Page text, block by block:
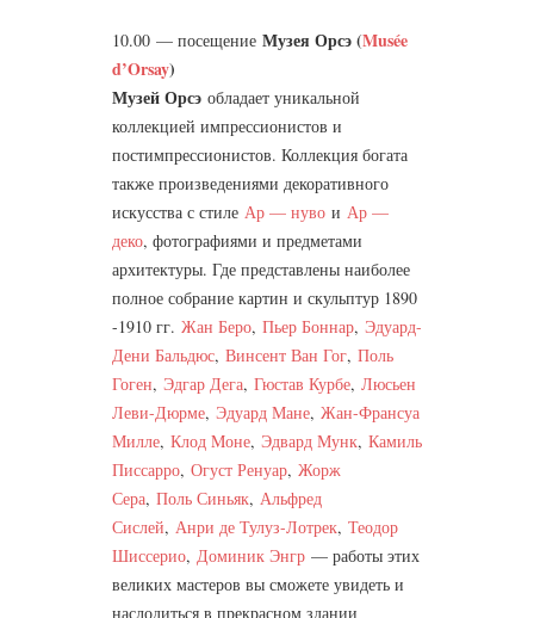
10.00 — посещение Музея Орсэ (Musée
d’Orsay)
Музей Орсэ обладает уникальной
коллекцией импрессионистов и
постимпрессионистов. Коллекция богата
также произведениями декоративного
искусства с стиле Ар — нуво и Ар —
деко, фотографиями и предметами
архитектуры. Где представлены наиболее
полное собрание картин и скульптур 1890
-1910 гг. Жан Беро, Пьер Боннар, Эдуард-
Дени Бальдюс, Винсент Ван Гог, Поль
Гоген, Эдгар Дега, Гюстав Курбе, Люсьен
Леви-Дюрме, Эдуард Мане, Жан-Франсуа
Милле, Клод Mоне, Эдвард Мунк, Камиль
Писсарро, Огуст Ренуар, Жорж
Сера, Поль Синьяк, Альфред
Сислей, Анри де Тулуз-Лотрек, Теодор
Шиссерио, Доминик Энгр — работы этих
великих мастеров вы сможете увидеть и
наслодиться в прекрасном здании